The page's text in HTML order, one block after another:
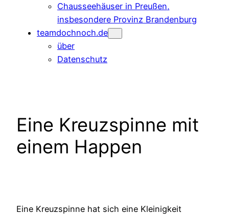
Chausseehäuser in Preußen,
insbesondere Provinz Brandenburg
teamdochnoch.de
über
Datenschutz
Eine Kreuzspinne mit
einem Happen
Eine Kreuzspinne hat sich eine Kleinigkeit